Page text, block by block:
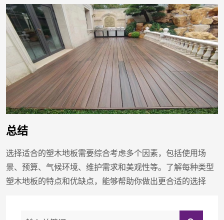
总结
选择适合的塑木地板需要综合考虑多个因素，包括使用场
景、预算、气候环境、维护需求和美观性等。了解每种类型
塑木地板的特点和优缺点，能够帮助你做出更合适的选择